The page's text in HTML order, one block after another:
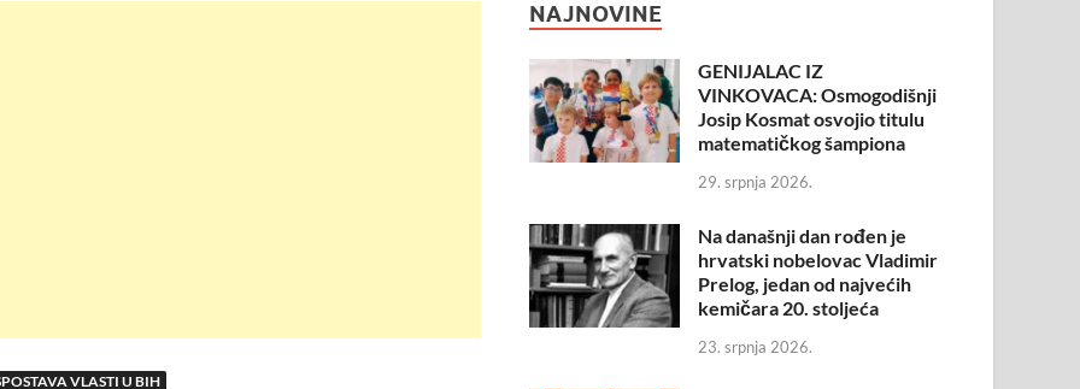
VLASTI U BIH
NAJNOVINE
GENIJALAC IZ
VINKOVACA: Osmogodišnji
Josip Kosmat osvojio titulu
matematičkog šampiona
29. srpnja 2026.
Na današnji dan rođen je
hrvatski nobelovac Vladimir
Prelog, jedan od najvećih
kemičara 20. stoljeća
23. srpnja 2026.